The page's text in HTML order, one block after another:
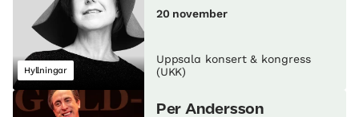
Hyllningar
20 november
Uppsala konsert & kongress
(UKK)
Per Andersson